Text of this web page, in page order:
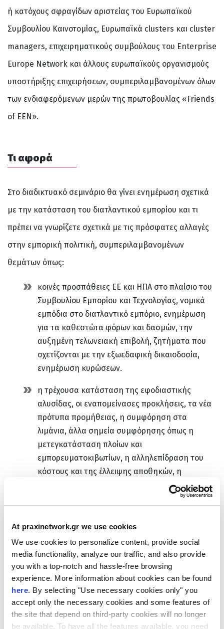
At praxinetwork.gr we use cookies
We use cookies to personalize content, provide social
media functionality, analyze our traffic, and also provide
you with a top-notch and hassle-free browsing
experience. More information about cookies can be found
here. By selecting "Use necessary cookies only" you
accept only the necessary cookies and some features of
the site that depend on third-party cookies will no longer
be available. To have all the features available, you need
ή κατόχους σφραγίδων αριστείας του Ευρωπαϊκού
Συμβουλίου Καινοτομίας, Ευρωπαϊκά clusters και cluster
managers, επιχειρηματικούς συμβούλους του Enterprise
Europe Network και άλλους ευρωπαϊκούς οργανισμούς
υποστήριξης επιχειρήσεων, συμπεριλαμβανομένων όλων
των ενδιαφερόμενων μερών της πρωτοβουλίας «Friends
of EEN».
Τι αφορά
Στο διαδικτυακό σεμινάριο θα γίνει ενημέρωση σχετικά
με την κατάσταση του διατλαντικού εμπορίου και τι
πρέπει να γνωρίζετε σχετικά με τις πρόσφατες αλλαγές
στην εμπορική πολιτική, συμπεριλαμβανομένων
θεμάτων όπως:
κοινές προσπάθειες ΕΕ και ΗΠΑ στο πλαίσιο του
Συμβουλίου Εμπορίου και Τεχνολογίας, νομικά
εμπόδια στο διατλαντικό εμπόριο, ενημέρωση
για τα καθεστώτα φόρων και δασμών, την
αυξημένη τελωνειακή επιβολή, ζητήματα που
σχετίζονται με την εξωεδαφική δικαιοδοσία,
ενημέρωση κυρώσεων.
η τρέχουσα κατάσταση της εφοδιαστικής
αλυσίδας, οι εναπομείνασες προκλήσεις, τα νέα
πρότυπα προμήθειας, η συμφόρηση στα
λιμάνια, άλλα σημεία συμφόρησης όπως η
μετεγκατάσταση πλοίων και
εμπορευματοκιβωτίων, η αλληλεπίδραση του
κόστους και της έλλειψης αποθηκών, η
διαχείριση της αστάθειας των τιμών, η επιλογή
εγγύς εξυγίανσης, οι εμπορικοί περιορισμοί,
συμπεριλαμβανομένου τι πρέπει να γνωρίζουν
τώρα οι εξαγωγείς για τους δασμούς Χάλυβα και
Αλουμινίου (232) και του άρθρου 301, μαζί με τις
επιπλοκές που αντιμετωπίζουν οι εταιρείες λόγω
δευτερογενών κυρώσεων.